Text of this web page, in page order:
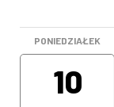
PONIEDZIAŁEK
10